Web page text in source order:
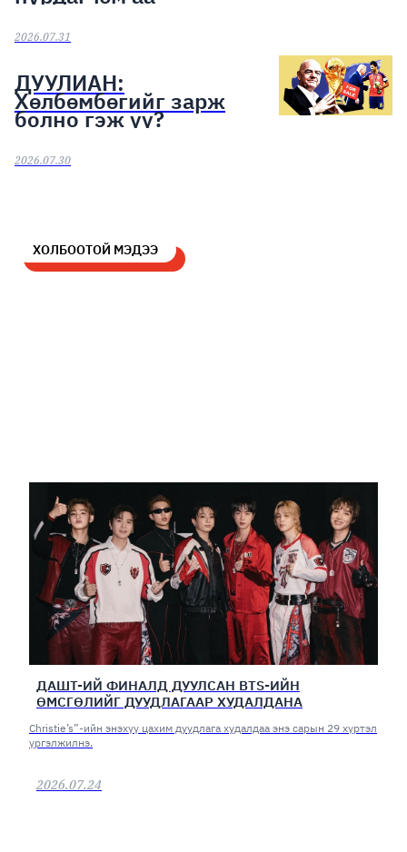
2026.07.31
ДУУЛИАН:
Хөлбөмбөгийг зарж
болно гэж үү?
2026.07.30
ХОЛБООТОЙ МЭДЭЭ
ДАШТ-ИЙ ФИНАЛД ДУУЛСАН BTS-ИЙН
ӨМСГӨЛИЙГ ДУУДЛАГААР ХУДАЛДАНА
Christie’s”-ийн энэхүү цахим дуудлага худалдаа энэ сарын 29 хүртэл
үргэлжилнэ.
2026.07.24